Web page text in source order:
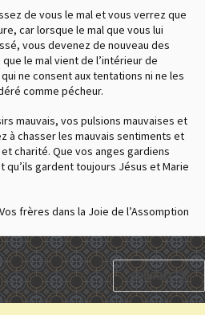
de vous le mal et vous verrez que
car lorsque le mal que vous lui
vous devenez de nouveau des
le mal vient de l’intérieur de
ne consent aux tentations ni ne les
comme pécheur.
mauvais, vos pulsions mauvaises et
à chasser les mauvais sentiments et
charité. Que vos anges gardiens
gardent toujours Jésus et Marie
frères dans la Joie de l’Assomption
SUIVANT